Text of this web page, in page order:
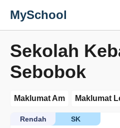
MySchool
Sekolah
Sebobok
Maklumat Am Maklumat
SK
Rendah